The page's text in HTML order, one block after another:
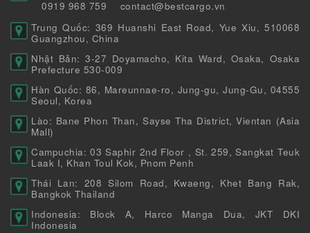
0919 968 759
contact@bestcargo.vn
Trung Quốc: 369 Huanshi East Road, Yue Xiu, 510068
Guangzhou, China
Nhật Bản: 3-27 Doyamacho, Kita Ward, Osaka, Osaka
Prefecture 530-009
Hàn Quốc: 86, Mareunnae-ro, Jung-gu, Jung-Gu, 04555
Seoul, Korea
Lào: Bane Phon Than, Sayse Tha District, Vientan (Asia
Mall)
Campuchia: 03 Saphir 2nd Floor , St. 259, Sangkat Teuk
Laak I, Khan Toul Kok, Pnom Penh
Thái Lan: 208 Silom Road, Kwaeng, Khet Bang Rak,
Bangkok Thailand
Indonesia: Block A, Harco Manga Dua, JKT DKI
Indonesia